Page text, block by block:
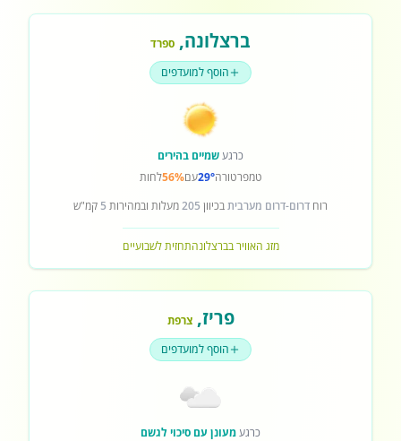
ברצלונה, ספרד
הוסף למועדפים
כרגעשמיים בהירים
טמפרטורה29°עם56%לחות
רוח דרום-דרום מערביתבכיוון 205מעלות ובמהירות 5 קמ"ש
מזג האוויר בברצלונהתחזית לשבועיים
פריז,צרפת
הוסף למועדפים
כרגעמעונן עם סיכוי לגשם